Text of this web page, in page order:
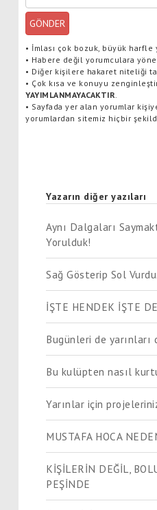
GÖNDER
• İmlası çok bozuk, büyük harfle
• Habere değil yorumculara
• Diğer kişilere hakaret niteliği
• Çok kısa ve konuyu
YAYIMLANMAYACAKTIR
• Sayfada yer alan yorumlar
yorumlardan sitemiz hiçbir
Yazarın diğer yazıları
Aynı Dalgaları
Yorulduk!
Sağ Gösterip Sol
İŞTE HENDEK İŞTE
Bugünleri de
Bu kulüpten nasıl
Yarınlar için
MUSTAFA HOCA
KİŞİLERİN DEĞİL,
PEŞİNDE